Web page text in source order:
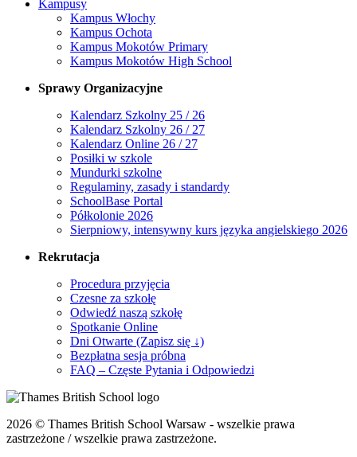
Kampusy
Kampus Włochy
Kampus Ochota
Kampus Mokotów Primary
Kampus Mokotów High School
Sprawy Organizacyjne
Kalendarz Szkolny 25 / 26
Kalendarz Szkolny 26 / 27
Kalendarz Online 26 / 27
Posiłki w szkole
Mundurki szkolne
Regulaminy, zasady i standardy
SchoolBase Portal
Półkolonie 2026
Sierpniowy, intensywny kurs języka angielskiego 2026
Rekrutacja
Procedura przyjęcia
Czesne za szkołę
Odwiedź naszą szkołę
Spotkanie Online
Dni Otwarte (Zapisz się ↓)
Bezpłatna sesja próbna
FAQ – Częste Pytania i Odpowiedzi
2026 © Thames British School Warsaw - wszelkie prawa
zastrzeżone / wszelkie prawa zastrzeżone.